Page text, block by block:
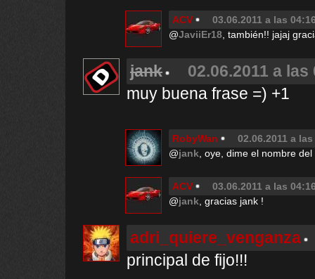
ACV
03.06.2011 a las
@JaviiEr18 , también!! jajaj
jank
02.06.2011 a las
muy buena frase =) +1
RobyWan
02.06.2011 a
@jank , oye, dime el nombre
ACV
03.06.2011 a las
@jank , gracias jank !
adri_quiere_venganza
principal de fijo!!!